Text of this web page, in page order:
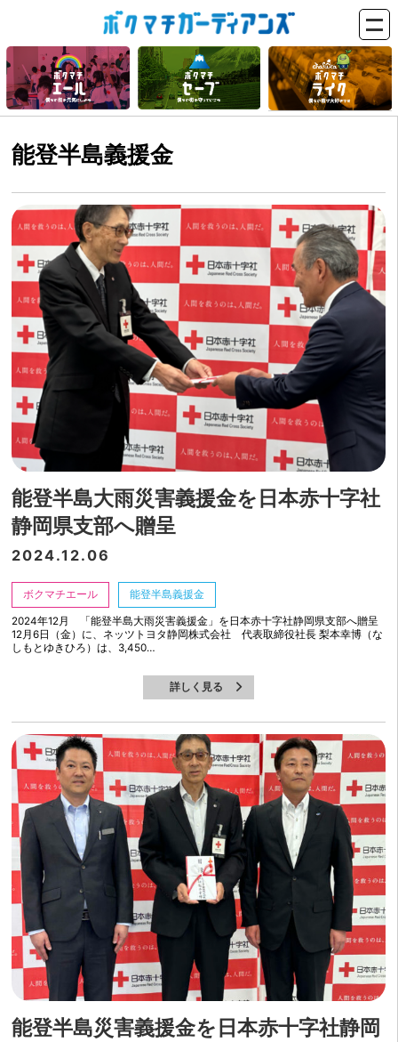
能登半島義援金
能登半島大雨災害義援金を日本赤十字社
静岡県支部へ贈呈
2024.12.06
ボクマチエール 能登半島義援金
2024年12月 「能登半島大雨災害義援金」を日本赤十字社静岡県支部へ贈呈
12月6日（金）に、ネッツトヨタ静岡株式会社 代表取締役社長 梨本幸博（な
しもとゆきひろ）は、3,450…
詳しく見る
能登半島災害義援金を日本赤十字社静岡